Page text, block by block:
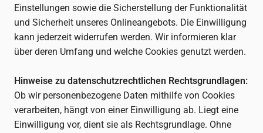
Einstellungen sowie die Sicherstellung der Funktionalität
und Sicherheit unseres Onlineangebots. Die Einwilligung
kann jederzeit widerrufen werden. Wir informieren klar
über deren Umfang und welche Cookies genutzt werden.
Hinweise zu datenschutzrechtlichen Rechtsgrundlagen:
Ob wir personenbezogene Daten mithilfe von Cookies
verarbeiten, hängt von einer Einwilligung ab. Liegt eine
Einwilligung vor, dient sie als Rechtsgrundlage. Ohne